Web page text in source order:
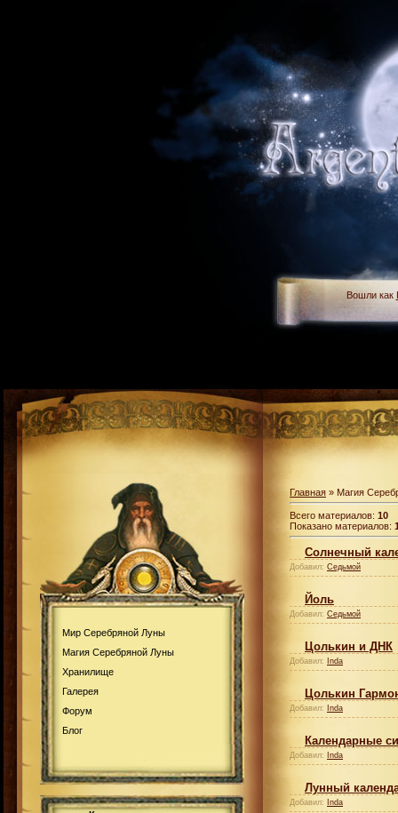
Вошли как
Мир Серебряной Луны
Магия Серебряной Луны
Хранилище
Галерея
Форум
Блог
Главная » Магия
Всего материалов: 10
Показано материалов:
Солнечный
Добавил: Седьмой
Йоль
Добавил: Седьмой
Цолькин и ДНК
Добавил: Inda
Цолькин
Добавил: Inda
Календарные
Добавил: Inda
Лунный
Добавил: Inda